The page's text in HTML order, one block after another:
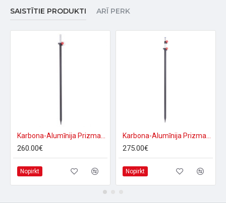
SAISTĪTIE PRODUKTI ARĪ PERK
260.00€
Nopirkt
275.00€
Nopirkt